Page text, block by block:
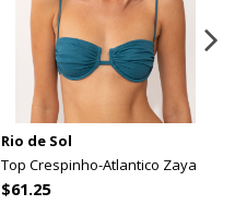
Rio de Sol
Top Crespinho-Atlantico Zaya
$61.25